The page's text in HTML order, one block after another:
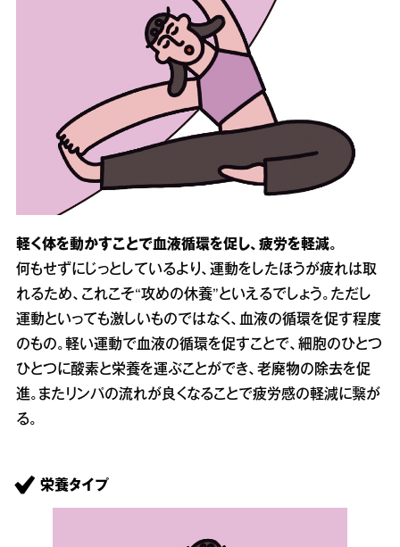
軽く体を動かすことで血液循環を促し、疲労を軽減。
何もせずにじっとしているより、運動をしたほうが疲れは取
れるため、これこそ“攻めの休養”といえるでしょう。ただし
運動といっても激しいものではなく、血液の循環を促す程度
のもの。軽い運動で血液の循環を促すことで、細胞のひとつ
ひとつに酸素と栄養を運ぶことができ、老廃物の除去を促
進。またリンパの流れが良くなることで疲労感の軽減に繋が
る。
栄養タイプ